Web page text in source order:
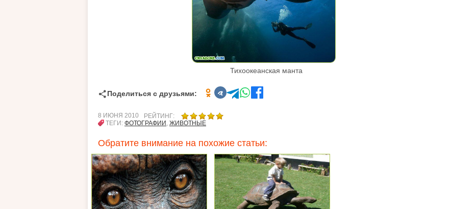
Тихоокеанская манта
Поделиться с друзьями:
8 ИЮНЯ 2010
РЕЙТИНГ:
ТЕГИ: ФОТОГРАФИИ ЖИВОТНЫЕ
Обратите внимание на похожие статьи: